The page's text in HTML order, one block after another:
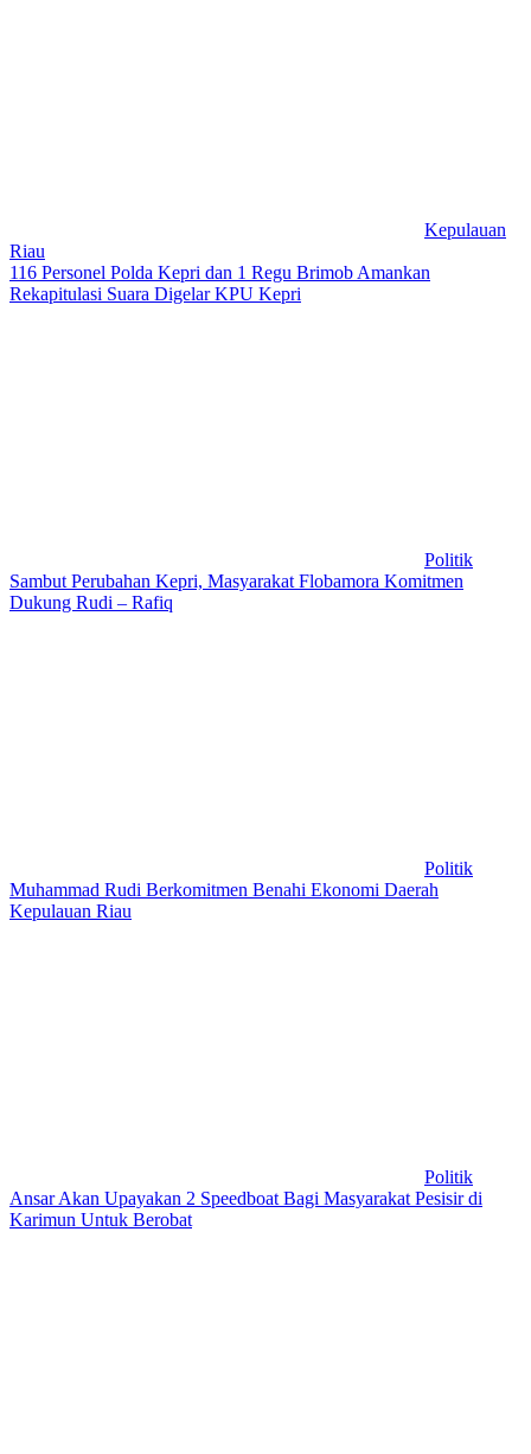
Kepulauan
Riau
116 Personel Polda Kepri dan 1 Regu Brimob Amankan
Rekapitulasi Suara Digelar KPU Kepri
Politik
Sambut Perubahan Kepri, Masyarakat Flobamora Komitmen
Dukung Rudi – Rafiq
Politik
Muhammad Rudi Berkomitmen Benahi Ekonomi Daerah
Kepulauan Riau
Politik
Ansar Akan Upayakan 2 Speedboat Bagi Masyarakat Pesisir di
Karimun Untuk Berobat